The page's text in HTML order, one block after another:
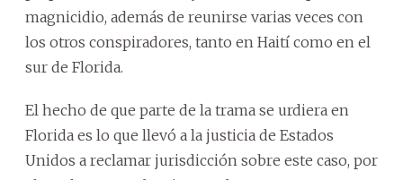
magnicidio, además de reunirse varias veces con
los otros conspiradores, tanto en Haití como en el
sur de Florida.
El hecho de que parte de la trama se urdiera en
Florida es lo que llevó a la justicia de Estados
Unidos a reclamar jurisdicción sobre este caso, por